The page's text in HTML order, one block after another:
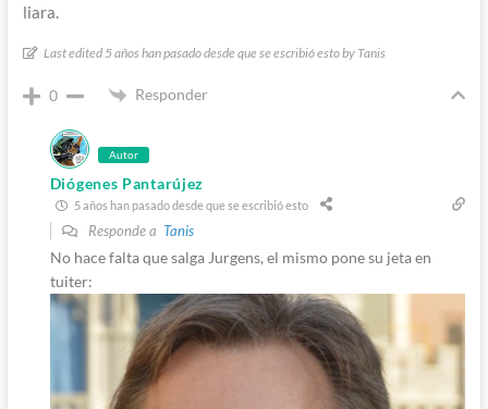
liara.
Last edited 5 años han pasado desde que se escribió esto by Tanis
0 Responder
Autor
Diógenes Pantarújez
5 años han pasado desde que se escribió esto
Responde a Tanis
No hace falta que salga Jurgens, el mismo pone su jeta en
tuiter: